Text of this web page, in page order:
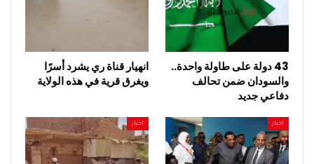
43 دولة على طاولة واحدة..
والسودان ضمن تحالف
دفاعي جديد
انهيار قناة ري يشرد أسرًا
ويغرق قرية في هذه الولاية
اخبار اخبار